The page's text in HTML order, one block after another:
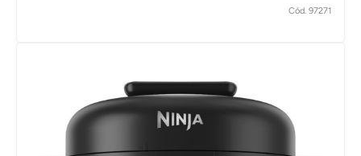
Cód. 97271